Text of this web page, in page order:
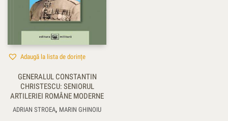
Adaugă la lista de dorințe
GENERALUL CONSTANTIN
CHRISTESCU: SENIORUL
ARTILERIEI ROMÂNE MODERNE
ADRIAN STROEA, MARIN GHINOIU